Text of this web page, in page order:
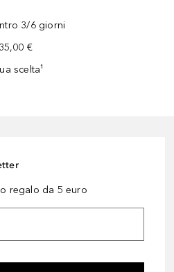
3/6 giorni
€
scelta¹
regalo da 5 euro